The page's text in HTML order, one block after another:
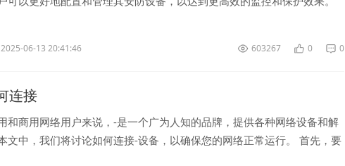
2025-06-13 20:41:46 603267 0 0
连接
和商用网络用户来说，-是一个广为人知的品牌，提供各种网络设备和解
文中，我们将讨论如何连接-设备，以确保您的网络正常运行。 首先，要